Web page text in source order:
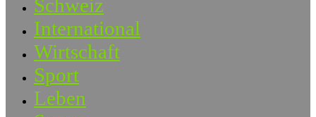
Schweiz
International
Wirtschaft
Sport
Leben